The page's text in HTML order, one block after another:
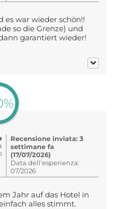
es war wieder schön!!
so die Grenze) und
garantiert wieder!
Recensione inviata: 3
settimane fa
(17/07/2026)
Data dell'esperienza:
07/2026
Jahr auf das Hotel in
alles stimmt.